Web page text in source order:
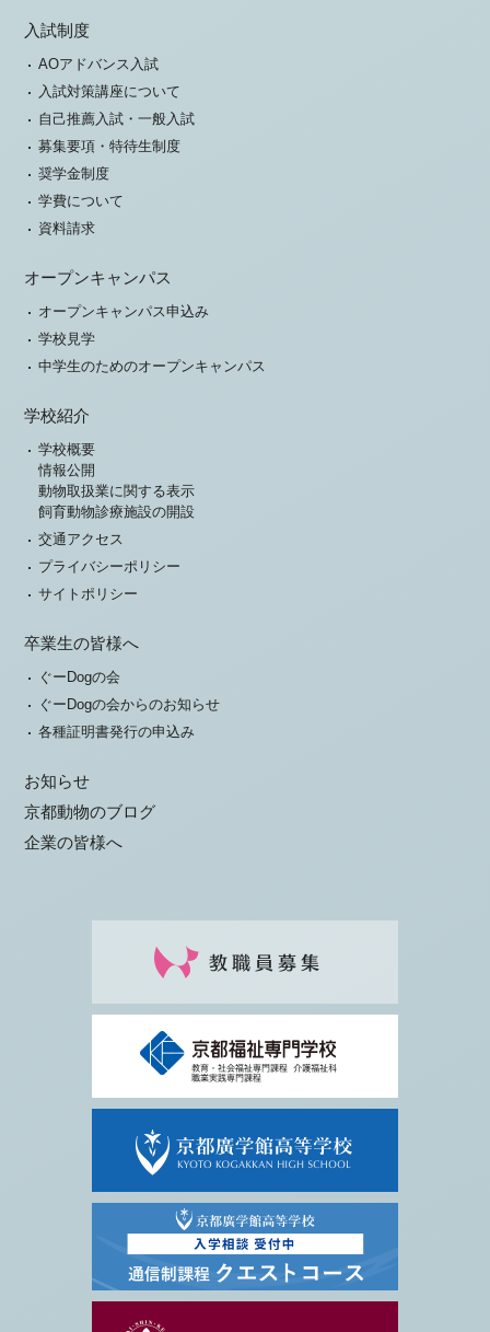
入試制度
AOアドバンス入試
入試対策講座について
自己推薦入試・一般入試
募集要項・特待生制度
奨学金制度
学費について
資料請求
オープンキャンパス
オープンキャンパス申込み
学校見学
中学生のためのオープンキャンパス
学校紹介
学校概要
情報公開
動物取扱業に関する表示
飼育動物診療施設の開設
交通アクセス
プライバシーポリシー
サイトポリシー
卒業生の皆様へ
ぐーDogの会
ぐーDogの会からのお知らせ
各種証明書発行の申込み
お知らせ
京都動物のブログ
企業の皆様へ